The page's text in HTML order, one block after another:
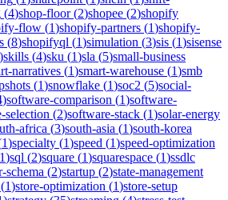
(4)shop-floor(2)shopee (2)shopify
flow (1)shopify-partners (1)shopify-
(8)shopifyql (1)simulation (3)sis (1)sisense
)skills (4)sku (1)sla (5)small-business
narratives (1)smart-warehouse (1)smb
(1)snowflake (1)soc2 (5)social-
)software-comparison (1)software-
selection (2)software-stack (1)solar-energy
africa (3)south-asia (1)south-korea
1)specialty (1)speed (1)speed-optimization
1)sql (2)square (1)squarespace (1)ssdlc
schema (2)startup (2)state-management
(1)store-optimization (1)store-setup